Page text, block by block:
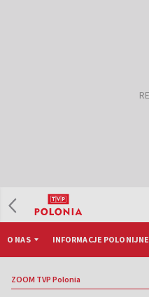
O NAS INFORMACJE POLONIJNE
ZOOM TVP Polonia